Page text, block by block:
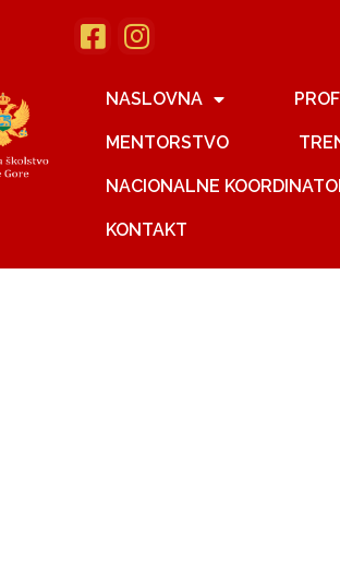
NASLOVNA
MENTORSTVO
NACIONALNE
KONTAKT